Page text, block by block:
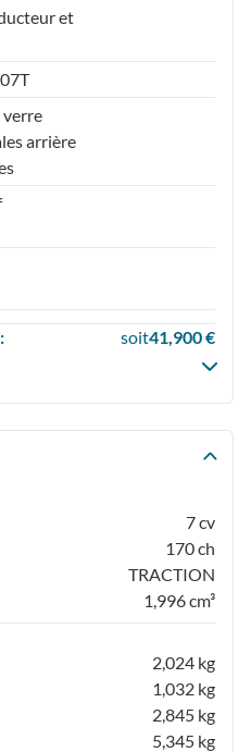
et
verre
arrière
soit41,900 €
7 cv
170 ch
TRACTION
1,996 cm³
2,024 kg
1,032 kg
2,845 kg
5,345 kg